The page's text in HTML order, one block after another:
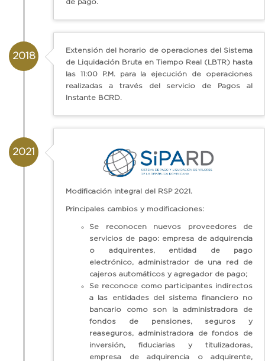
de pago.
2018
Extensión del horario de operaciones del Sistema
de Liquidación Bruta en Tiempo Real (LBTR) hasta
las 11:00 P.M. para la ejecución de operaciones
realizadas a través del servicio de Pagos al
Instante BCRD.
2021
Modificación integral del RSP 2021.
Principales cambios y modificaciones:
Se reconocen nuevos proveedores de
servicios de pago: empresa de adquirencia
o adquirentes, entidad de pago
electrónico, administrador de una red de
cajeros automáticos y agregador de pago;
Se reconoce como participantes indirectos
a las entidades del sistema financiero no
bancario como son la administradora de
fondos de pensiones, seguros y
reaseguros, administradora de fondos de
inversión, fiduciarias y titulizadoras,
empresa de adquirencia o adquirente,